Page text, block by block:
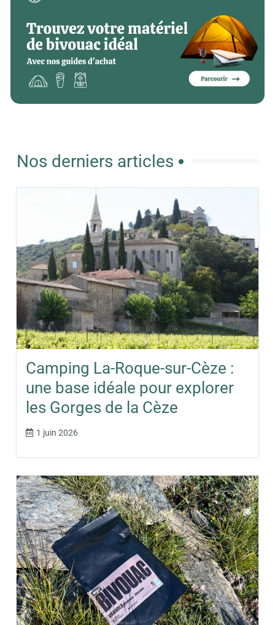
Nos derniers articles
Camping La-Roque-sur-Cèze :
une base idéale pour explorer
les Gorges de la Cèze
1 juin 2026